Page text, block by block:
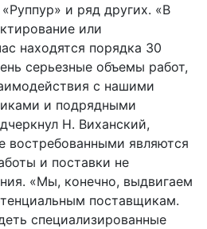
и ряд других. «В
или
находятся порядка 30
серьезные объемы работ,
с нашими
и подрядными
Н. Виханский,
востребованными являются
и поставки не
«Мы, конечно, выдвигаем
поставщикам.
специализированные